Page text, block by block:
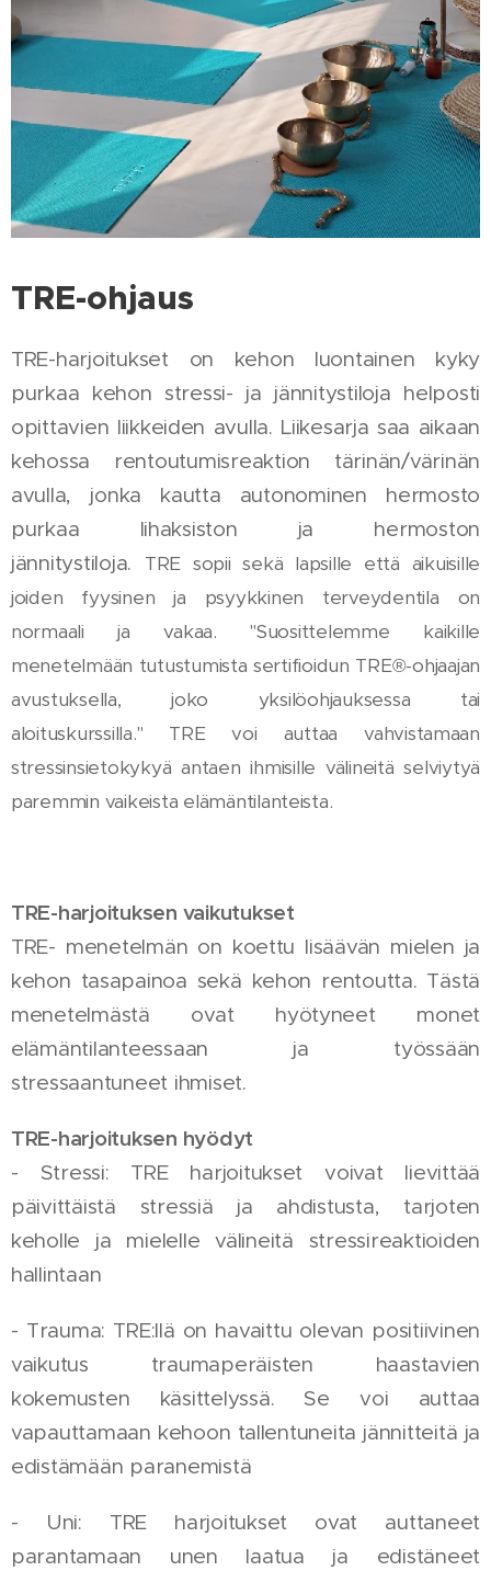
TRE-ohjaus
TRE-harjoitukset on kehon luontainen kyky
purkaa kehon stressi- ja jännitystiloja helposti
opittavien liikkeiden avulla. Liikesarja saa aikaan
kehossa rentoutumisreaktion tärinän/värinän
avulla, jonka kautta autonominen hermosto
purkaa lihaksiston ja hermoston
jännitystiloja. TRE sopii sekä lapsille että aikuisille
joiden fyysinen ja psyykkinen terveydentila on
normaali ja vakaa."Suosittelemme kaikille
menetelmään tutustumista sertifioidun TRE®-ohjaajan
avustuksella, joko yksilöohjauksessa tai
aloituskurssilla." TRE voi auttaa vahvistamaan
stressinsietokykyä antaen ihmisille välineitä selviytyä
paremmin vaikeista elämäntilanteista.
TRE-harjoituksen vaikutukset
TRE- menetelmän on koettu lisäävän mielen ja
kehon tasapainoa sekä kehon rentoutta. Tästä
menetelmästä ovat hyötyneet monet
elämäntilanteessaan ja työssään
stressaantuneet ihmiset.
TRE-harjoituksen hyödyt
- Stressi: TRE harjoitukset voivat lievittää
päivittäistä stressiä ja ahdistusta, tarjoten
keholle ja mielelle välineitä stressireaktioiden
hallintaan
- Trauma: TRE:llä on havaittu olevan positiivinen
vaikutus traumaperäisten haastavien
kokemusten käsittelyssä. Se voi auttaa
vapauttamaan kehoon tallentuneita jännitteitä ja
edistämään paranemistä
- Uni: TRE harjoitukset ovat auttaneet
parantamaan unen laatua ja edistäneet